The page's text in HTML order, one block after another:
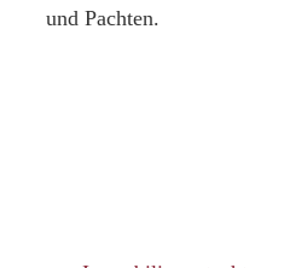
und Pachten.